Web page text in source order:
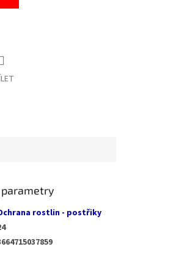
rostlin - postřiky